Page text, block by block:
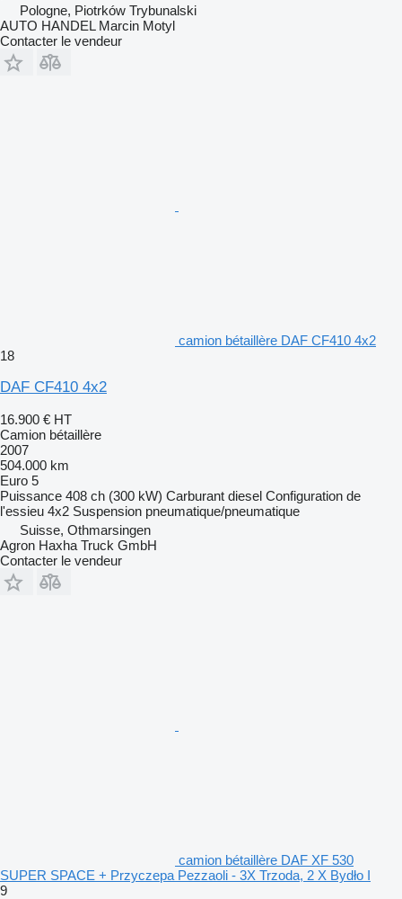
Pologne, Piotrków Trybunalski
AUTO HANDEL Marcin Motyl
Contacter le vendeur
camion bétaillère DAF CF410 4x2
18
DAF CF410 4x2
16.900 € HT
Camion bétaillère
2007
504.000 km
Euro 5
Puissance 408 ch (300 kW) Carburant diesel Configuration de
l'essieu 4x2 Suspension pneumatique/pneumatique
Suisse, Othmarsingen
Agron Haxha Truck GmbH
Contacter le vendeur
camion bétaillère DAF XF 530
SUPER SPACE + Przyczepa Pezzaoli - 3X Trzoda, 2 X Bydło I
9